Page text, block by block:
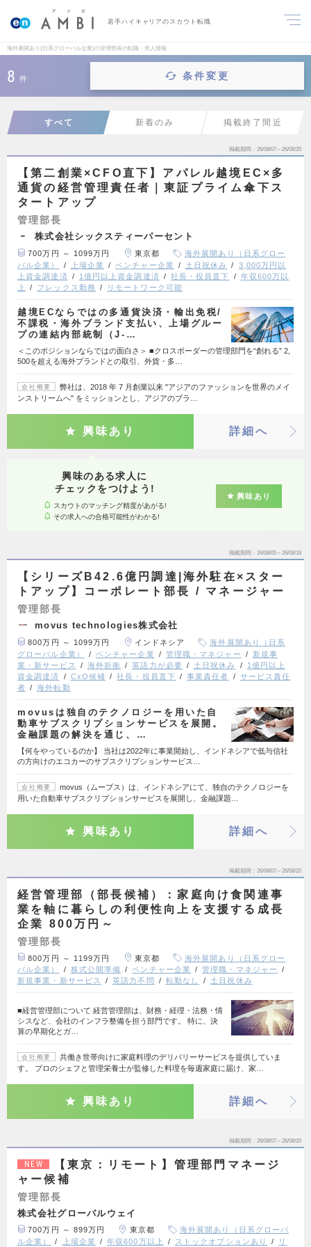
若手ハイキャリアのスカウト転職
海外展開あり(日系グローバル企業)の管理部長の転職・求人情報
8 件 条件変更
すべて 新着のみ 掲載終了間近
掲載期間 26/08/07～26/08/20
【第二創業×CFO直下】アパレル越境EC×多
通貨の経営管理責任者｜東証プライム傘下ス
タートアップ
管理部長
株式会社シックスティーパーセント
700万円 ～ 1099万円 東京都
海外展開あり（日系グロー
バル企業）
上場企業 ベンチャー企業 土日祝休み
3,000万円以
上資金調達済
1億円以上資金調達済 社長・役員直下
年収600万以
上
フレックス勤務 リモートワーク可能
越境ECならではの多通貨決済・輸出免税/
不課税・海外ブランド支払い、上場グルー
プの連結内部統制（J-…
＜このポジションならではの面白さ＞ ■クロスボーダーの管理部門を“創れる” 2,
500を超える海外ブランドとの取引、外貨・多…
会社概要
弊社は、2018 年 7 月創業以来 "アジアのファッションを世界のメイ
ンストリームへ" をミッションとし、アジアのブラ…
興味あり 詳細へ
興味のある求人に
チェックをつけよう!
スカウトのマッチング精度があがる!
その求人への合格可能性がわかる!
興味あり
掲載期間 26/08/05～26/08/18
【シリーズB42.6億円調達|海外駐在×スター
トアップ】コーポレート部長 / マネージャー
管理部長
movus technologies株式会社
800万円 ～ 1099万円 インドネシア
海外展開あり（日系
グローバル企業）
ベンチャー企業 管理職・マネジャー
新規事
業・新サービス
海外折衝 英語力が必要 土日祝休み
1億円以上
資金調達済
CxO候補 社長・役員直下 事業責任者
サービス責任
者
海外転勤
movusは独自のテクノロジーを用いた自
動車サブスクリプションサービスを展開。
金融課題の解決を通じ、…
【何をやっているのか】 当社は2022年に事業開始し、インドネシアで低与信社
の方向けのエコカーのサブスクリプションサービス…
会社概要
movus（ムーブス）は、インドネシアにて、独自のテクノロジーを
用いた自動車サブスクリプションサービスを展開し、金融課題…
興味あり 詳細へ
掲載期間 26/08/07～26/08/20
経営管理部（部長候補）：家庭向け食関連事
業を軸に暮らしの利便性向上を支援する成長
企業 800万円～
管理部長
800万円 ～ 1199万円 東京都
海外展開あり（日系グロー
バル企業）
株式公開準備 ベンチャー企業
管理職・マネジャー
新規事業・新サービス
英語力不問 転勤なし 土日祝休み
■経営管理部について 経営管理部は、財務・経理・法務・情
シスなど、会社のインフラ整備を担う部門です。 特に、決
算の早期化とガ…
会社概要
共働き世帯向けに家庭料理のデリバリーサービスを提供していま
す。 プロのシェフと管理栄養士が監修した料理を毎週家庭に届け、家…
興味あり 詳細へ
掲載期間 26/08/07～26/08/20
NEW
【東京：リモート】管理部門マネージ
ャー候補
管理部長
株式会社グローバルウェイ
700万円 ～ 899万円 東京都
海外展開あり（日系グローバ
ル企業）
上場企業 年収600万以上 ストックオプションあり リ